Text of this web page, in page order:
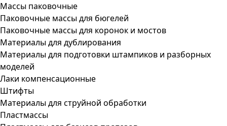
Массы паковочные
Паковочные массы для бюгелей
Паковочные массы для коронок и мостов
Материалы для дублирования
Материалы для подготовки штампиков и разборных
моделей
Лаки компенсационные
Штифты
Материалы для струйной обработки
Пластмассы